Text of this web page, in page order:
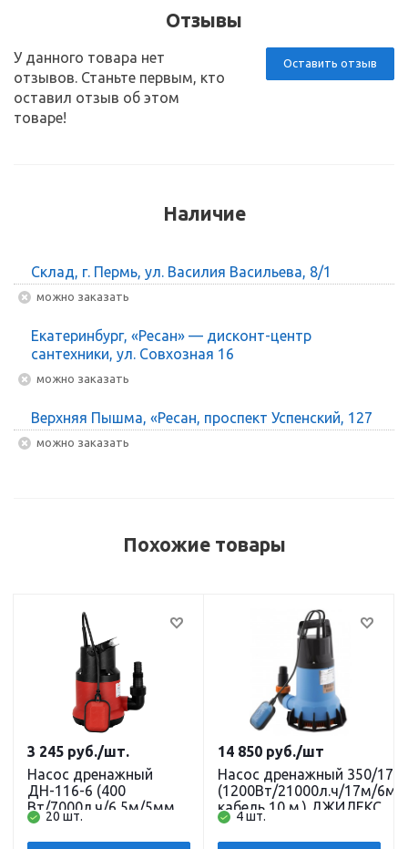
Отзывы
Оставить отзыв
У данного товара нет
отзывов. Станьте первым, кто
оставил отзыв об этом
товаре!
Наличие
Склад, г. Пермь, ул. Василия Васильева, 8/1
Можно заказать
Екатеринбург, «Ресан» — дисконт-центр
сантехники, ул. Совхозная 16
Можно заказать
Верхняя Пышма, «Ресан, проспект Успенский, 127
Можно заказать
Похожие товары
Насос дренажный
ДН-116-6 (400
Вт/7000л.ч/6,5м/5мм/
кабель 6 м.) (GP-400)
JEMIX
20 шт.
3 245 руб./шт.
Насос дренажный 350/17
(1200Вт/21000л.ч/17м/
кабель 10 м.) ДЖИЛЕКС
4 шт.
14 850 руб./шт